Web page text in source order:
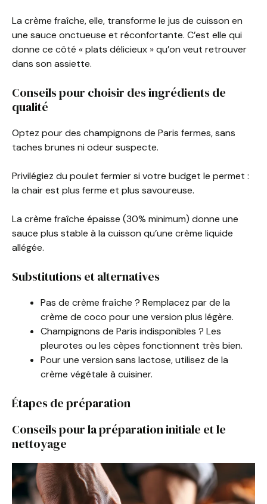
La crème fraîche, elle, transforme le jus de cuisson en
une sauce onctueuse et réconfortante. C’est elle qui
donne ce côté « plats délicieux » qu’on veut retrouver
dans son assiette.
Conseils pour choisir des ingrédients de
qualité
Optez pour des champignons de Paris fermes, sans
taches brunes ni odeur suspecte.
Privilégiez du poulet fermier si votre budget le permet :
la chair est plus ferme et plus savoureuse.
La crème fraîche épaisse (30% minimum) donne une
sauce plus stable à la cuisson qu’une crème liquide
allégée.
Substitutions et alternatives
Pas de crème fraîche ? Remplacez par de la
crème de coco pour une version plus légère.
Champignons de Paris indisponibles ? Les
pleurotes ou les cèpes fonctionnent très bien.
Pour une version sans lactose, utilisez de la
crème végétale à cuisiner.
Étapes de préparation
Conseils pour la préparation initiale et le
nettoyage